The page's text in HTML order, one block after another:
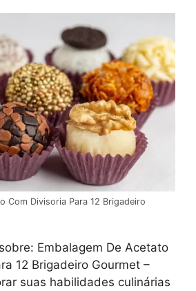
Com Divisoria Para 12 Brigadeiro
Embalagem De Acetato
12 Brigadeiro Gourmet –
suas habilidades culinárias